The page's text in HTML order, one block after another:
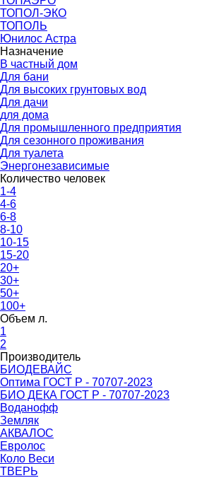
ТОПОЛ-ЭКО
ТОПОЛЬ
Юнилос Астра
Назначение
В частный дом
Для бани
Для высоких грунтовых вод
Для дачи
для дома
Для промышленного предприятия
Для сезонного проживания
Для туалета
Энергонезависимые
Количество человек
1-4
4-6
6-8
8-10
10-15
15-20
20+
30+
50+
100+
Объем л.
1
2
Производитель
БИОДЕВАЙС
Оптима ГОСТ Р - 70707-2023
БИО ДЕКА ГОСТ Р - 70707-2023
Воданофф
Земляк
АКВАЛОС
Евролос
Коло Веси
ТВЕРЬ